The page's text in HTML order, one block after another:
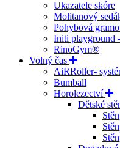
Ukazatele skóre
Molitanový
Pohybová
Initi playground
RinoGym®
Volný čas
AiRRoller-
Bumball
Horolezectví
Dětské